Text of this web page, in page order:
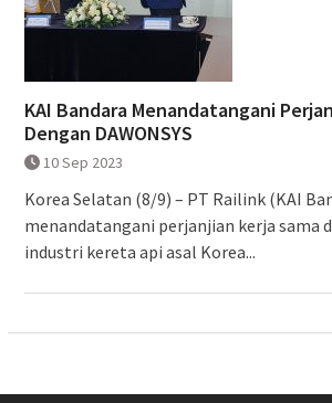
KAI Bandara Menandatangani
Dengan DAWONSYS
10 Sep 2023
Korea Selatan (8/9) – PT Railink (KAI
menandatangani perjanjian kerja sama
industri kereta api asal Korea...